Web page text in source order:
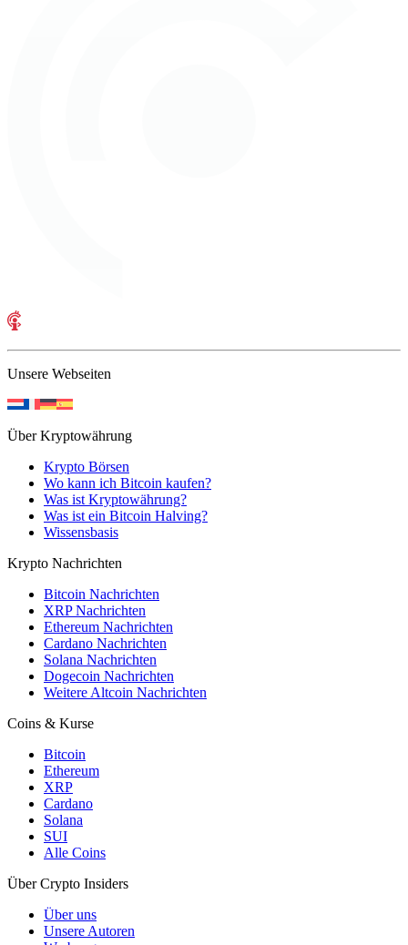
Unsere Webseiten
Über Kryptowährung
Krypto Börsen
Wo kann ich Bitcoin kaufen?
Was ist Kryptowährung?
Was ist ein Bitcoin Halving?
Wissensbasis
Krypto Nachrichten
Bitcoin Nachrichten
XRP Nachrichten
Ethereum Nachrichten
Cardano Nachrichten
Solana Nachrichten
Dogecoin Nachrichten
Weitere Altcoin Nachrichten
Coins & Kurse
Bitcoin
Ethereum
XRP
Cardano
Solana
SUI
Alle Coins
Über Crypto Insiders
Über uns
Unsere Autoren